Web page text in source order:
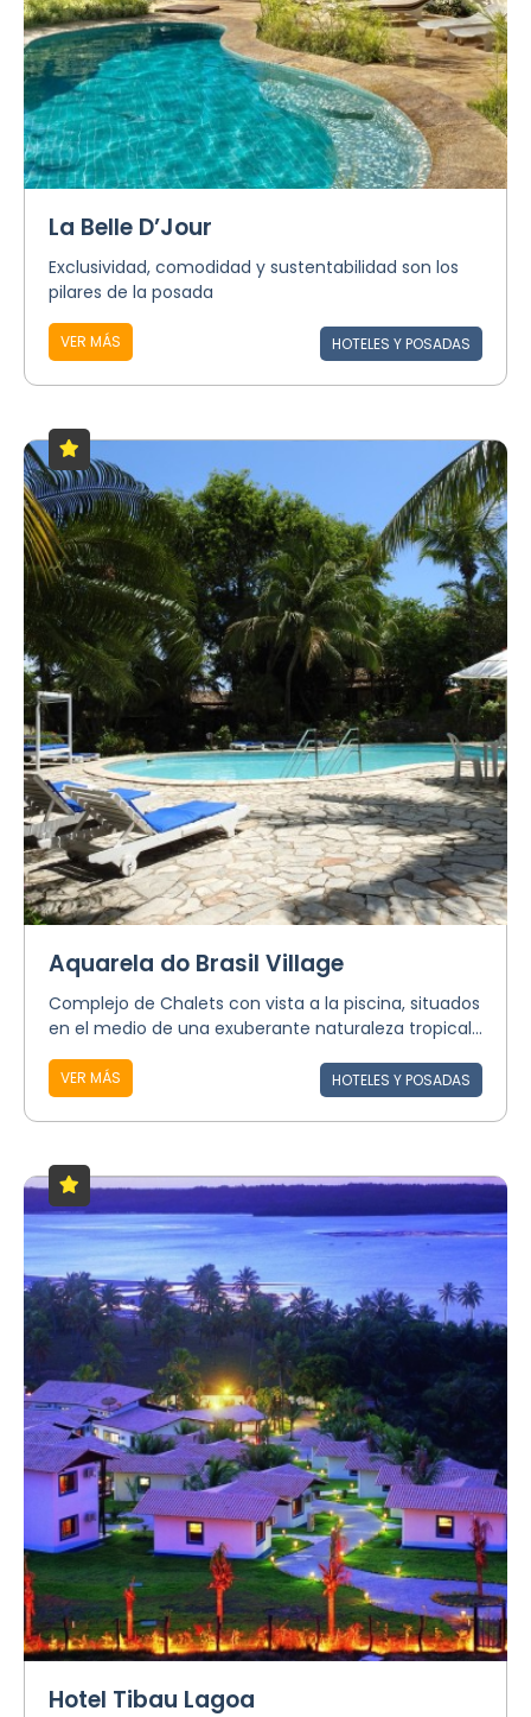
La Belle D’Jour
Exclusividad, comodidad y sustentabilidad son los
pilares de la posada
VER MÁS HOTELES Y POSADAS
Aquarela do Brasil Village
Complejo de Chalets con vista a la piscina, situados
en el medio de una exuberante naturaleza tropical...
VER MÁS HOTELES Y POSADAS
Hotel Tibau Lagoa